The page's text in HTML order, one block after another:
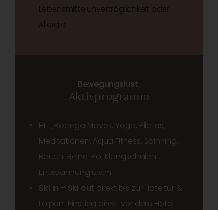
Lebensmittelunverträglichkeit oder
Allergie
Bewegungslust.
Aktivprogramm
HIIT, Bodega Moves, Yoga, Pilates,
Meditationen, Aqua Fitness, Spinning,
Bauch-Beine-Po, Klangschalen-
Entspannung u.v.m.
Ski in – Ski out direkt bis zur Hoteltür &
Loipen-Einstieg direkt vor dem Hotel